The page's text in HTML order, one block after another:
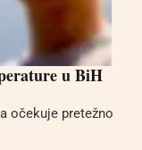
u BiH
očekuje pretežno